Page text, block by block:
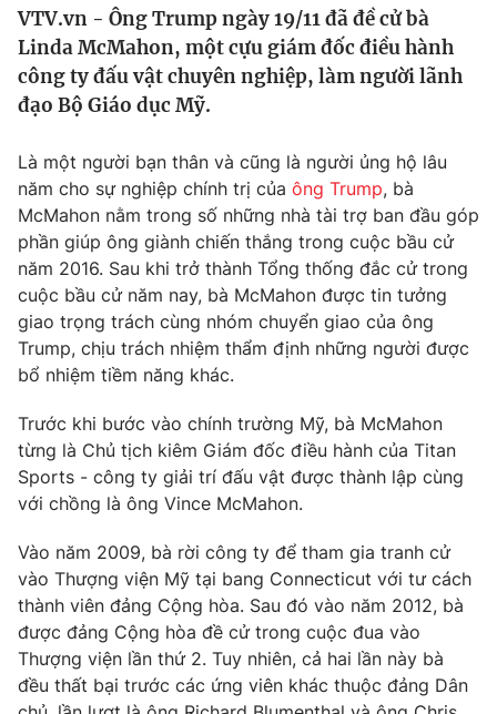
Tin tức
Thế giới đó đây
Câu chuyện quốc tế
Kinh tế
Tài chính
Góc doanh nghiệp
Dữ liệu và đời sống
Truyền hình
Phim VTV
Hậu trường
Nhân vật
Khán giả
Giải trí
Điện ảnh
Âm nhạc
Sao
Đời sống
Du lịch
Chất lượng cuộc sống
Giáo dục
Tuyển sinh
Học trực tuyến
Công nghệ
Hitech Công nghệ tương lai
Thị trường
Tư vấn
Giao lưu trực tuyến
Lịch phát sóng
Chuyên mục khác
Emagazine Podcast
VTV.vn - Ông Trump ngày 19/11 đã đề cử bà
Linda McMahon, một cựu giám đốc điều hành
công ty đấu vật chuyên nghiệp, làm người lãnh
đạo Bộ Giáo dục Mỹ.
Là một người bạn thân và cũng là người ủng hộ lâu
năm cho sự nghiệp chính trị của ông Trump, bà
McMahon nằm trong số những nhà tài trợ ban đầu góp
phần giúp ông giành chiến thắng trong cuộc bầu cử
năm 2016. Sau khi trở thành Tổng thống đắc cử trong
cuộc bầu cử năm nay, bà McMahon được tin tưởng
giao trọng trách cùng nhóm chuyển giao của ông
Trump, chịu trách nhiệm thẩm định những người được
bổ nhiệm tiềm năng khác.
Trước khi bước vào chính trường Mỹ, bà McMahon
từng là Chủ tịch kiêm Giám đốc điều hành của Titan
Sports - công ty giải trí đấu vật được thành lập cùng
với chồng là ông Vince McMahon.
Vào năm 2009, bà rời công ty để tham gia tranh cử
vào Thượng viện Mỹ tại bang Connecticut với tư cách
thành viên đảng Cộng hòa. Sau đó vào năm 2012, bà
được đảng Cộng hòa đề cử trong cuộc đua vào
Thượng viện lần thứ 2. Tuy nhiên, cả hai lần này bà
đều thất bại trước các ứng viên khác thuộc đảng Dân